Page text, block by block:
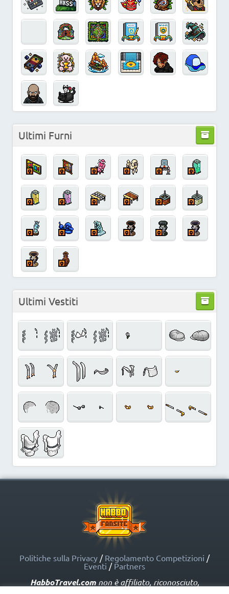
Ultimi Furni
Ultimi Vestiti
Politiche sulla Privacy / Regolamento Competizioni /
Eventi / Partners
HabboTravel.comnon è affiliato, riconosciuto,